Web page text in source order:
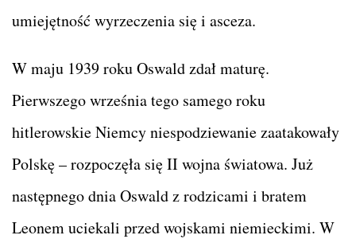
umiejętność wyrzeczenia się i asceza.
W maju 1939 roku Oswald zdał maturę.
Pierwszego września tego samego roku
hitlerowskie Niemcy niespodziewanie zaatakowały
Polskę – rozpoczęła się II wojna światowa. Już
następnego dnia Oswald z rodzicami i bratem
Leonem uciekali przed wojskami niemieckimi. W